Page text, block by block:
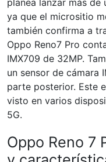
planea lanzar más de
ya que el micrositio
también confirma a
Oppo Reno7 Pro
IMX709 de 32MP.
un sensor de cámara
parte posterior. Este
visto en varios
5G.
Oppo Reno 7